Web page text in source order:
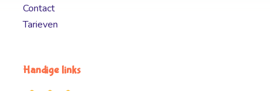
Contact
Tarieven
Handige links